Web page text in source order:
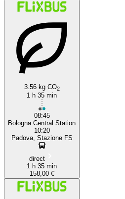
3.56 kg CO2
1 h 35 min
08:45
Bologna Central Station
10:20
Padova, Stazione FS
direct
1 h 35 min
158,00 €